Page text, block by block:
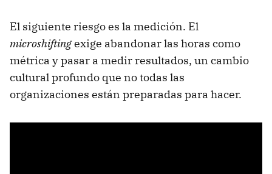
El siguiente riesgo es la medición. El
microshiftingexige abandonar las horas como
métrica y pasar a medir resultados, un cambio
cultural profundo que no todas las
organizaciones están preparadas para hacer.